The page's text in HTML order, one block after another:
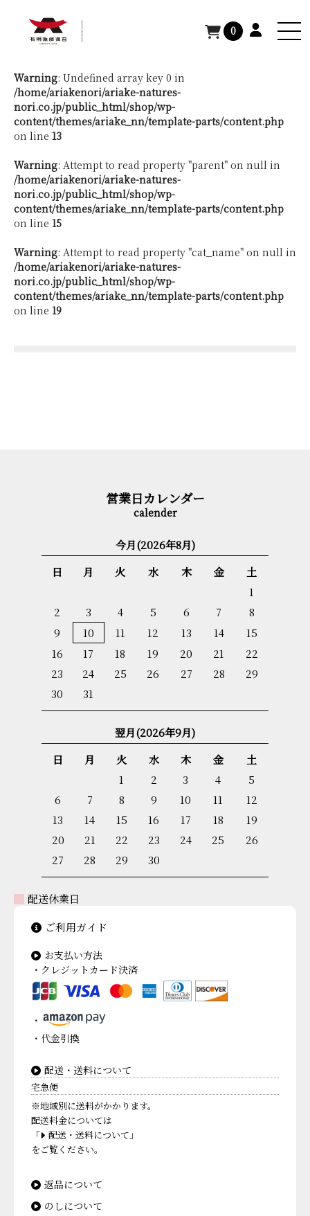
0
TOP>有明海の海苔
Warning: Undefined array key 0 in
/home/ariakenori/ariake-natures-
nori.co.jp/public_html/shop/wp-
content/themes/ariake_nn/template-parts/content.php
on line 13
Warning: Attempt to read property "parent" on null in
/home/ariakenori/ariake-natures-
nori.co.jp/public_html/shop/wp-
content/themes/ariake_nn/template-parts/content.php
on line 15
Warning: Attempt to read property "cat_name" on null in
/home/ariakenori/ariake-natures-
nori.co.jp/public_html/shop/wp-
content/themes/ariake_nn/template-parts/content.php
on line 19
営業日カレンダー
今月(2026年8月)
日
月 火 水 木 金
土
1
2
3 4 5 6 7
8
9
10 11 12 13 14
15
16
17 18 19 20 21
22
23
24 25 26 27 28
29
30
31
翌月(2026年9月)
日
月 火 水 木 金
土
1
2 3 4
5
6
7 8 9 10 11
12
13
14 15 16 17 18
19
20
21 22 23 24 25
26
27
28 29 30
配送休業日
ご利用ガイド
お支払い方法
・クレジットカード決済
・
・代金引換
配送・送料について
宅急便
※地域別に送料がかかります。
配送料金については
「
配送・送料について」
をご覧ください。
返品について
のしについて